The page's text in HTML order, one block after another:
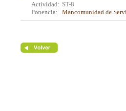
Actividad: ST-8
Ponencia:
Mancomunidad de